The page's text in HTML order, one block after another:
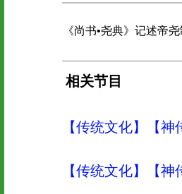
《尚书•尧典》记述帝
相关节目
【传统文化】【
【传统文化】【